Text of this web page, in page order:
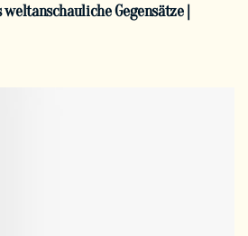
Gegensätze |